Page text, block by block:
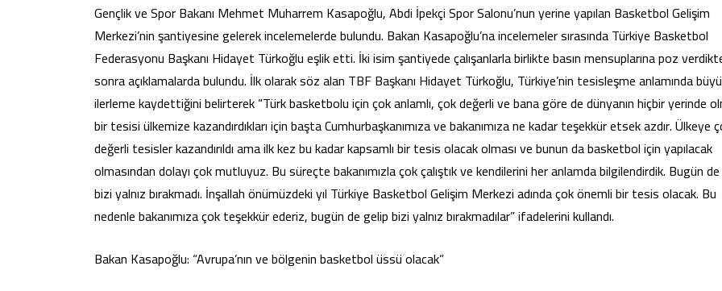
Gençlik ve Spor Bakanı Mehmet Muharrem Kasapoğlu, Abdi İpekçi Spor Salonu’nun yerine yapılan Basketbol Gelişim
Merkezi’nin şantiyesine gelerek incelemelerde bulundu. Bakan Kasapoğlu’na incelemeler sırasında Türkiye Basketbol
Federasyonu Başkanı Hidayet Türkoğlu eşlik etti. İki isim şantiyede çalışanlarla birlikte basın mensuplarına poz
sonra açıklamalarda bulundu. İlk olarak söz alan TBF Başkanı Hidayet Türkoğlu, Türkiye’nin tesisleşme anlamında
ilerleme kaydettiğini belirterek “Türk basketbolu için çok anlamlı, çok değerli ve bana göre de dünyanın hiçbir yerinde
bir tesisi ülkemize kazandırdıkları için başta Cumhurbaşkanımıza ve bakanımıza ne kadar teşekkür etsek azdır. Ülkeye
değerli tesisler kazandırıldı ama ilk kez bu kadar kapsamlı bir tesis olacak olması ve bunun da basketbol için yapılacak
olmasından dolayı çok mutluyuz. Bu süreçte bakanımızla çok çalıştık ve kendilerini her anlamda bilgilendirdik. Bugün
bizi yalnız bırakmadı. İnşallah önümüzdeki yıl Türkiye Basketbol Gelişim Merkezi adında çok önemli bir tesis olacak. Bu
nedenle bakanımıza çok teşekkür ederiz, bugün de gelip bizi yalnız bırakmadılar” ifadelerini kullandı.
Bakan Kasapoğlu: “Avrupa’nın ve bölgenin basketbol üssü olacak”